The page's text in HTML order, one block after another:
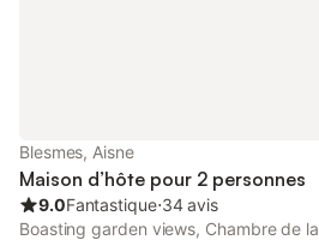
Blesmes, Aisne
Maison d’hôte pour 2 personnes
9.0Fantastique⋅34 avis
Boasting garden views, Chambre de